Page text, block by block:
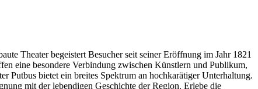
Theater begeistert Besucher seit seiner Eröffnung im Jahr 1821
eine besondere Verbindung zwischen Künstlern und Publikum,
Putbus bietet ein breites Spektrum an hochkarätiger Unterhaltung.
mit der lebendigen Geschichte der Region. Erlebe die